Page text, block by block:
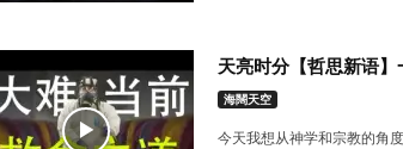
天亮时分【哲思新语
海闊天空
今天我想从神学和宗教的角